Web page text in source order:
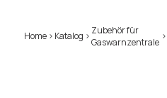
Home > Katalog > Zubehör für
Gaswarnzentrale >